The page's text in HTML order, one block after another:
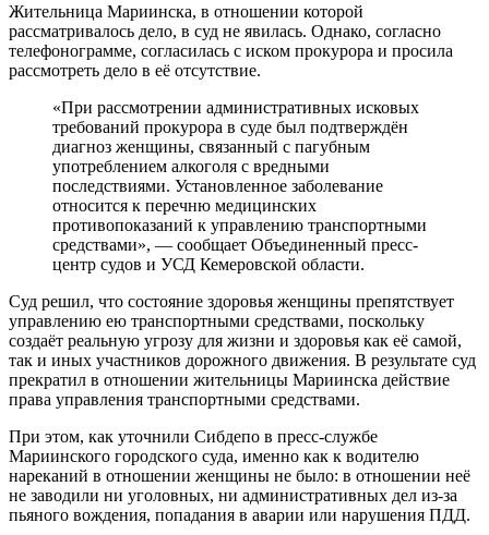
Жительница Мариинска, в отношении которой
рассматривалось дело, в суд не явилась. Однако, согласно
телефонограмме, согласилась с иском прокурора и просила
рассмотреть дело в её отсутствие.
«При рассмотрении административных исковых
требований прокурора в суде был подтверждён
диагноз женщины, связанный с пагубным
употреблением алкоголя с вредными
последствиями. Установленное заболевание
относится к перечню медицинских
противопоказаний к управлению транспортными
средствами», — сообщает Объединенный пресс-
центр судов и УСД Кемеровской области.
Суд решил, что состояние здоровья женщины препятствует
управлению ею транспортными средствами, поскольку
создаёт реальную угрозу для жизни и здоровья как её самой,
так и иных участников дорожного движения. В результате суд
прекратил в отношении жительницы Мариинска действие
права управления транспортными средствами.
При этом, как уточнили Сибдепо в пресс-службе
Мариинского городского суда, именно как к водителю
нареканий в отношении женщины не было: в отношении неё
не заводили ни уголовных, ни административных дел из-за
пьяного вождения, попадания в аварии или нарушения ПДД.